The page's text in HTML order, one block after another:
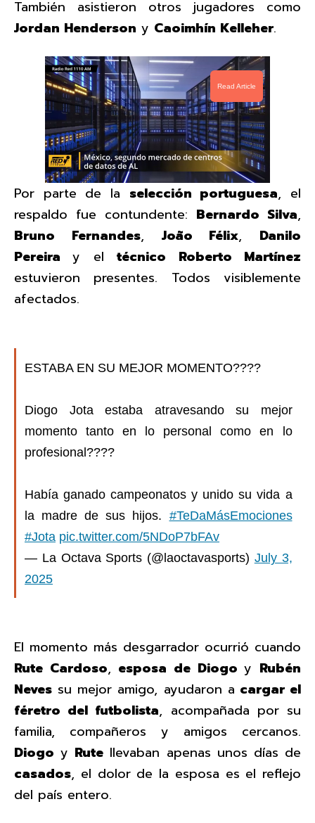
También asistieron otros jugadores como
Jordan Henderson y Caoimhín Kelleher.
Read Article
Por parte de la selección portuguesa, el
respaldo fue contundente: Bernardo Silva,
Bruno Fernandes, João Félix, Danilo
Pereiray eltécnico Roberto Martínez
estuvieron presentes. Todos visiblemente
afectados.
ESTABA EN SU MEJOR MOMENTO????
Diogo Jota estaba atravesando su mejor
momento tanto en lo personal como en lo
profesional????
Había ganado campeonatos y unido su vida a
la madre de sus hijos. #TeDaMásEmociones
#Jota pic.twitter.com/5NDoP7bFAv
— La Octava Sports (@laoctavasports) July 3,
2025
El momento más desgarrador ocurrió cuando
Rute Cardoso, esposa de Diogoy Rubén
Neves su mejor amigo, ayudaron a cargar el
féretro del futbolista, acompañada por su
familia, compañeros y amigos cercanos.
Diogo y Rute llevaban apenas unos días de
casados, el dolor de la esposa es el reflejo
del país entero.